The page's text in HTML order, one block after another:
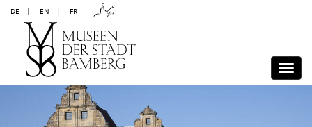
DE EN FR
Kontakt Sitemap Impressum
Disclaimer
Presse